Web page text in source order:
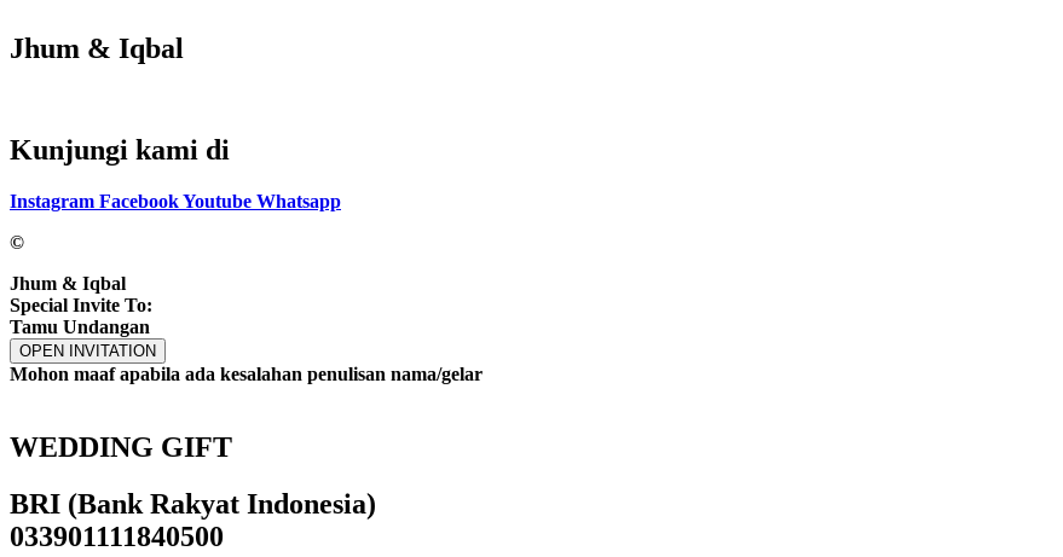
Jhum & Iqbal
Kunjungi kami di
Instagram FacebookYoutube Whatsapp
©
Jhum & Iqbal
Special Invite To:
Tamu Undangan
OPEN INVITATION
Mohon maaf apabila ada kesalahan penulisan nama/gelar
WEDDING GIFT
BRI (Bank Rakyat Indonesia)
033901111840500